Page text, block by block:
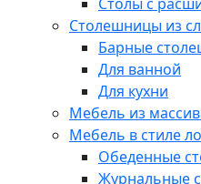
Столешницы из
Барные
Для ванной
Для кухни
Мебель из
Мебель в стиле
Обеденные
Журнальные